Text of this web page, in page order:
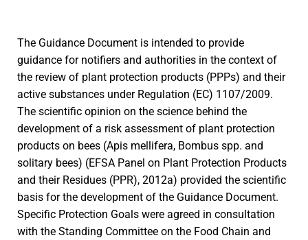
The Guidance Document is intended to provide
guidance for notifiers and authorities in the context of
the review of plant protection products (PPPs) and their
active substances under Regulation (EC) 1107/2009.
The scientific opinion on the science behind the
development of a risk assessment of plant protection
products on bees (Apis mellifera, Bombus spp. and
solitary bees) (EFSA Panel on Plant Protection Products
and their Residues (PPR), 2012a) provided the scientific
basis for the development of the Guidance Document.
Specific Protection Goals were agreed in consultation
with the Standing Committee on the Food Chain and